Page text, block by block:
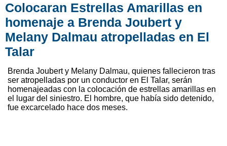
Colocaran Estrellas Amarillas en
homenaje a Brenda Joubert y
Melany Dalmau atropelladas en El
Talar
Brenda Joubert y Melany Dalmau, quienes fallecieron tras
ser atropelladas por un conductor en El Talar, serán
homenajeadas con la colocación de estrellas amarillas en
el lugar del siniestro. El hombre, que había sido detenido,
fue excarcelado hace dos meses.